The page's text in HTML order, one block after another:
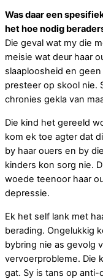
Was daar een
het hoe nodig
Die geval wat my die
meisie wat deur haar
slaaploosheid en
presteer op skool nie.
chronies gekla van
Die kind het gereeld
kom ek toe agter dat
by haar ouers en by
kinders kon sorg nie.
woede teenoor haar
depressie.
Ek het self lank met
berading. Ongelukkig
bybring nie as gevolg
vervoerprobleme. Die
gat. Sy is tans op anti-